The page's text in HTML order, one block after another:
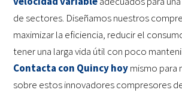
de sectores. Diseñamos nuestros
maximizar la eficiencia, reducir el
tener una larga vida útil con poco
Contacta con Quincy hoymismo para
sobre estos innovadores compresores